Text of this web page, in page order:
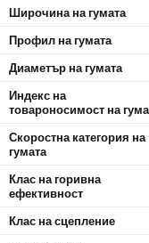
Широчина на гумата
Профил на гумата
Диаметър на гумата
Индекс на
товароносимост на
Скоростна категория на
гумата
Клас на горивна
ефективност
Клас на сцепление